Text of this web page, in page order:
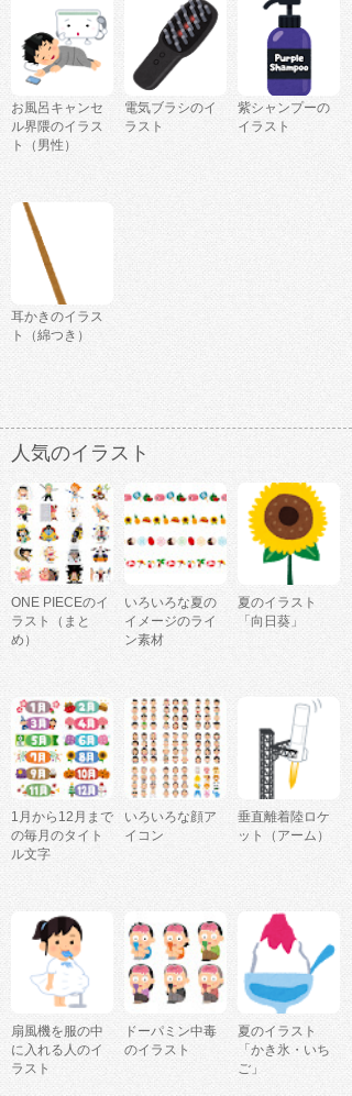
お風呂キャンセ
ル界隈のイラス
ト（男性）
電気ブラシのイ
ラスト
紫シャンプーの
イラスト
耳かきのイラス
ト（綿つき）
人気のイラスト
ONE PIECEのイ
ラスト（まと
め）
いろいろな夏の
イメージのライ
ン素材
夏のイラスト
「向日葵」
1月から12月まで
の毎月のタイト
ル文字
いろいろな顔ア
イコン
垂直離着陸ロケ
ット（アーム）
扇風機を服の中
に入れる人のイ
ラスト
ドーパミン中毒
のイラスト
夏のイラスト
「かき氷・いち
ご」